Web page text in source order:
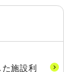
施設利